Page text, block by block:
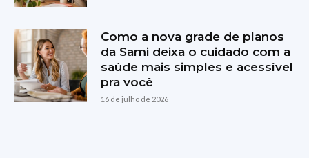
Como a nova grade de planos
da Sami deixa o cuidado com a
saúde mais simples e acessível
pra você
16 de julho de 2026